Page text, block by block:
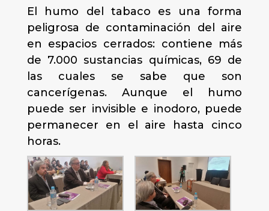
El humo del tabaco es una forma
peligrosa de contaminación del aire
en espacios cerrados: contiene más
de 7.000 sustancias químicas, 69 de
las cuales se sabe que son
cancerígenas. Aunque el humo
puede ser invisible e inodoro, puede
permanecer en el aire hasta cinco
horas.